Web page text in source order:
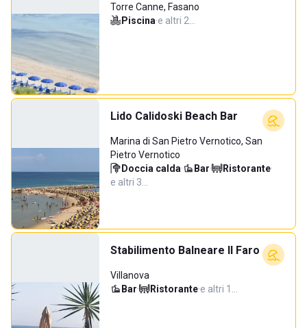
Torre Canne, Fasano
Piscina·e altri 2…
Lido Calidoski Beach Bar
Marina di San Pietro Vernotico, San
Pietro Vernotico
Doccia calda· Bar· Ristorante·
e altri 3…
Stabilimento Balneare Il Faro
Villanova
Bar· Ristorante·e altri 1…